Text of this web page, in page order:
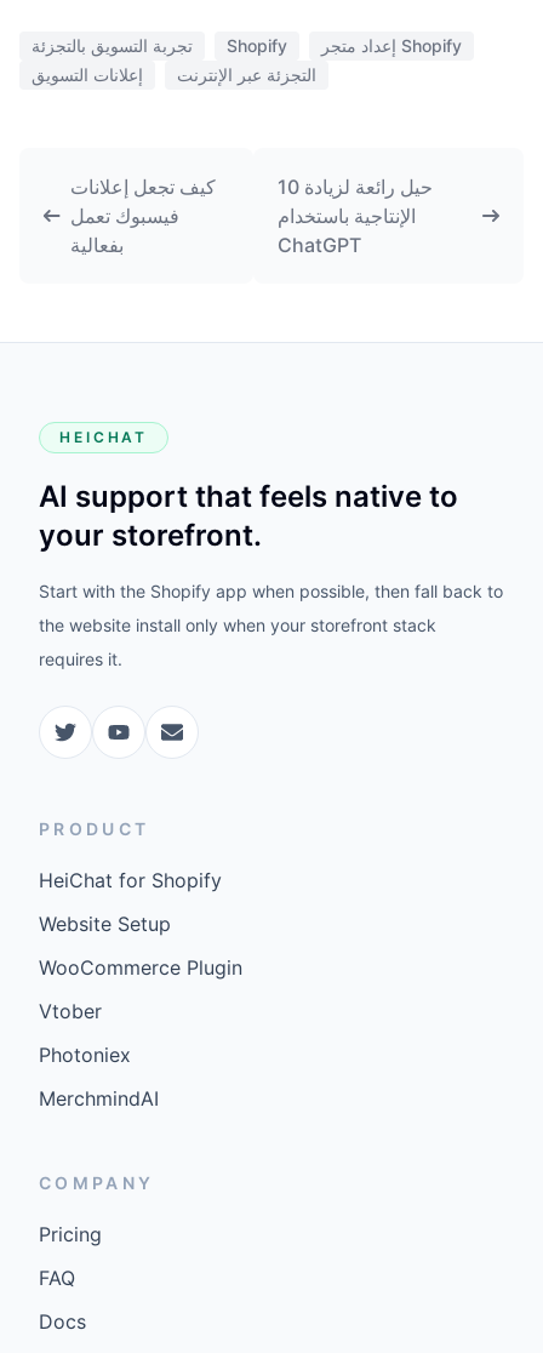
تجربة التسويق بالتجزئة Shopify
إعداد متجر Shopify
إعلانات التسويق
التجزئة عبر الإنترنت
كيف تجعل إعلانات
فيسبوك تعمل
بفعالية
10 حيل رائعة لزيادة
الإنتاجية باستخدام
ChatGPT
HEICHAT
AI support that feels native to
your storefront.
Start with the Shopify app when possible, then fall back to
the website install only when your storefront stack
requires it.
PRODUCT
HeiChat for Shopify
Website Setup
WooCommerce Plugin
Vtober
Photoniex
MerchmindAI
COMPANY
Pricing
FAQ
Docs